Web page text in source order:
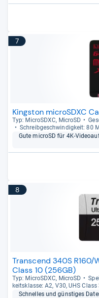
7
Kingston microSDXC
Typ: MicroS­DXC, MicroSD
Schreib­ge­schwin­dig­keit: 80
Gute microSD für 4K-​
8
Transcend 340S R160/
Class 10 (256GB)
Typ: MicroS­DXC, MicroSD
keits­klasse: A2, V30, UHS Class
Schnel­les und güns­ti­ges